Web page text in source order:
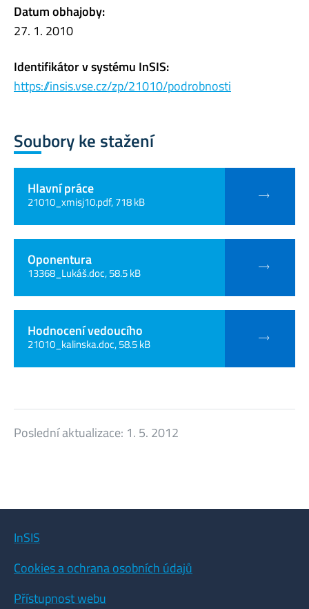
Datum obhajoby:
27. 1. 2010
Identifikátor v systému InSIS:
https://insis.vse.cz/zp/21010/podrobnosti
Soubory ke stažení
Hlavní práce
21010_xmisj10.pdf, 718 kB
Oponentura
13368_Lukáš.doc, 58.5 kB
Hodnocení vedoucího
21010_kalinska.doc, 58.5 kB
Poslední aktualizace: 1. 5. 2012
InSIS
Cookies a ochrana osobních údajů
Přístupnost webu